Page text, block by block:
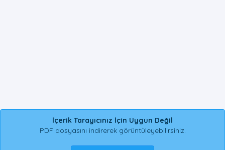
İçerik Tarayıcınız İçin Uygun Değil
PDF dosyasını indirerek görüntüleyebilirsiniz.